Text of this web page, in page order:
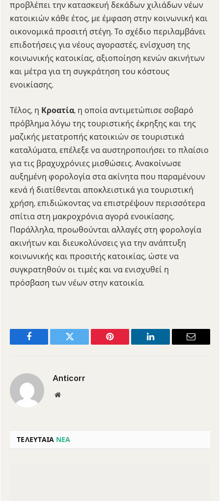
προβλέπει την κατασκευή δεκάδων χιλιάδων νέων
κατοικιών κάθε έτος, με έμφαση στην κοινωνική και
οικονομικά προσιτή στέγη. Το σχέδιο περιλαμβάνει
επιδοτήσεις για νέους αγοραστές, ενίσχυση της
κοινωνικής κατοικίας, αξιοποίηση κενών ακινήτων
και μέτρα για τη συγκράτηση του κόστους
ενοικίασης.
Τέλος, η Κροατία, η οποία αντιμετώπισε σοβαρό
πρόβλημα λόγω της τουριστικής έκρηξης και της
μαζικής μετατροπής κατοικιών σε τουριστικά
καταλύματα, επέλεξε να αυστηροποιήσει το πλαίσιο
για τις βραχυχρόνιες μισθώσεις. Ανακοίνωσε
αυξημένη φορολογία στα ακίνητα που παραμένουν
κενά ή διατίθενται αποκλειστικά για τουριστική
χρήση, επιδιώκοντας να επιστρέψουν περισσότερα
σπίτια στη μακροχρόνια αγορά ενοικίασης.
Παράλληλα, προωθούνται αλλαγές στη φορολογία
ακινήτων και διευκολύνσεις για την ανάπτυξη
κοινωνικής και προσιτής κατοικίας, ώστε να
συγκρατηθούν οι τιμές και να ενισχυθεί η
πρόσβαση των νέων στην κατοικία.
Facebook Twitter Pinterest LinkedIn Email
Anticorr
Website
ΤΕΛΕΥΤΑΙΑ ΝΕΑ